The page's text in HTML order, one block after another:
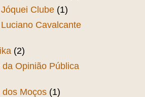
Clube (1)
Cavalcante
(2)
da Opinião Pública
dos Moços (1)